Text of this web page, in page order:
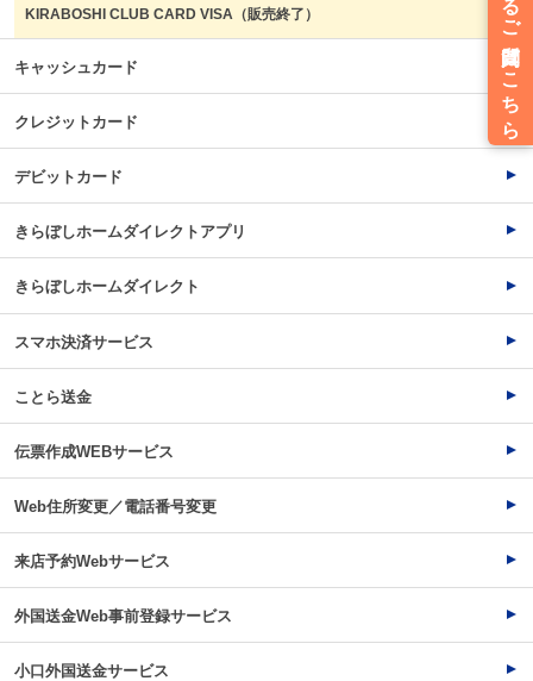
KIRABOSHI CLUB CARD VISA（販売終了）
キャッシュカード
クレジットカード
デビットカード
きらぼしホームダイレクトアプリ
きらぼしホームダイレクト
スマホ決済サービス
ことら送金
伝票作成WEBサービス
Web住所変更／電話番号変更
来店予約Webサービス
外国送金Web事前登録サービス
小口外国送金サービス